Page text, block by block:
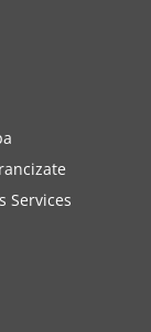
Services